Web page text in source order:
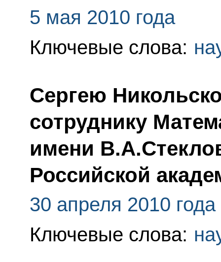
5 мая 2010 года
Ключевые слова:
Сергею
сотруднику
имени
Российской
30 апреля 2010 года
Ключевые слова: